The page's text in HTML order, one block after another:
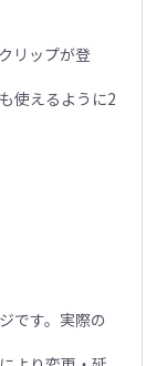
リップが登
使えるように2
です。実際の